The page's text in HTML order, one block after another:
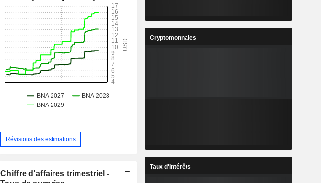
Révisions des estimations
Chiffre d'affaires trimestriel -
Cryptomonnaies
Taux d'Intérêts